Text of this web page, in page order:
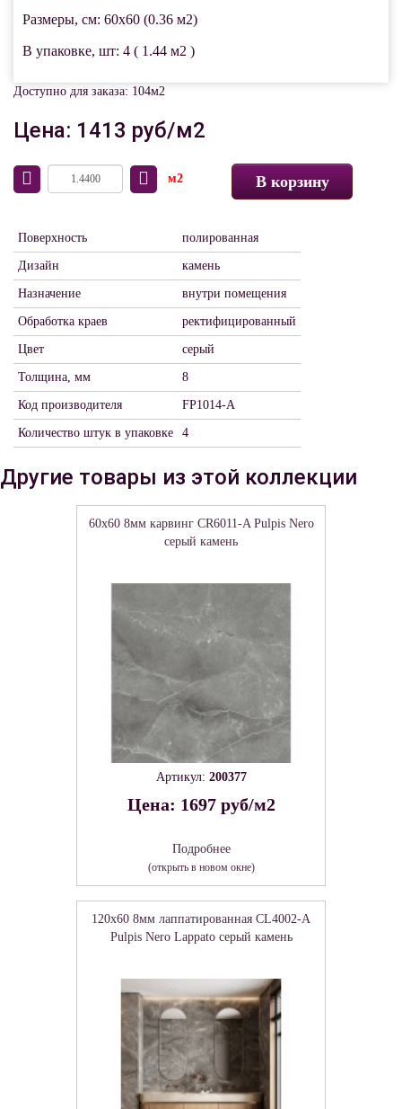
Размеры, см: 60x60 (0.36 м2)
В упаковке, шт: 4 ( 1.44 м2 )
Доступно для заказа: 104м2
Цена: 1413 руб/м2
м2 В корзину
Поверхность полированная
Дизайн камень
Назначение внутри помещения
Обработка краев ректифицированный
Цвет серый
Толщина, мм 8
Код производителя FP1014-A
Количество штук в упаковке 4
Другие товары из этой коллекции
60x60 8мм карвинг CR6011-A Pulpis Nero
серый камень
Артикул: 200377
Цена: 1697 руб/м2
Подробнее
(открыть в новом окне)
120x60 8мм лаппатированная CL4002-A
Pulpis Nero Lappato серый камень